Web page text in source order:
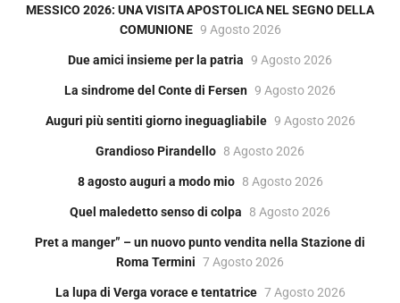
MESSICO 2026: UNA VISITA APOSTOLICA NEL SEGNO DELLA
COMUNIONE 9 Agosto 2026
Due amici insieme per la patria 9 Agosto 2026
La sindrome del Conte di Fersen 9 Agosto 2026
Auguri più sentiti giorno ineguagliabile 9 Agosto 2026
Grandioso Pirandello 8 Agosto 2026
8 agosto auguri a modo mio 8 Agosto 2026
Quel maledetto senso di colpa 8 Agosto 2026
Pret a manger” – un nuovo punto vendita nella Stazione di
Roma Termini 7 Agosto 2026
La lupa di Verga vorace e tentatrice 7 Agosto 2026